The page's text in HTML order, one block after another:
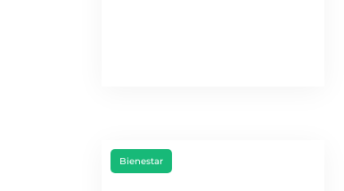
Bienestar